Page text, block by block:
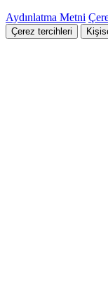
Aydınlatma Metni
Çerez tercihleri